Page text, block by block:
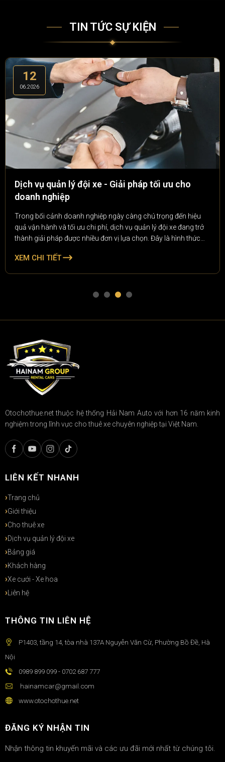
TIN TỨC SỰ KIỆN
12
06.2026
Dịch vụ quản lý đội xe - Giải pháp tối ưu cho
doanh nghiệp
Trong bối cảnh doanh nghiệp ngày càng chú trọng đến hiệu
quả vận hành và tối ưu chi phí, dịch vụ quản lý đội xe đang trở
thành giải pháp được nhiều đơn vị lựa chọn. Đây là hình thức
theo dõi lịch trình, bảo dưỡng, quản lý nhiên liệu đến kiểm soát
chi phí vận hành.
XEM CHI TIẾT
Otochothue.net thuộc hệ thống Hải Nam Auto với hơn 16 năm kinh
nghiệm trong lĩnh vực cho thuê xe chuyên nghiệp tại Việt Nam.
LIÊN KẾT NHANH
Trang chủ
Giới thiệu
Cho thuê xe
Dịch vụ quản lý đội xe
Bảng giá
Khách hàng
Xe cưới - Xe hoa
Liên hệ
THÔNG TIN LIÊN HỆ
P1403, tầng 14, tòa nhà 137A Nguyễn Văn Cừ, Phường Bồ Đề, Hà
Nội
0989 899 099 - 0702 687 777
hainamcar@gmail.com
www.otochothue.net
ĐĂNG KÝ NHẬN TIN
Nhận thông tin khuyến mãi và các ưu đãi mới nhất từ chúng tôi.